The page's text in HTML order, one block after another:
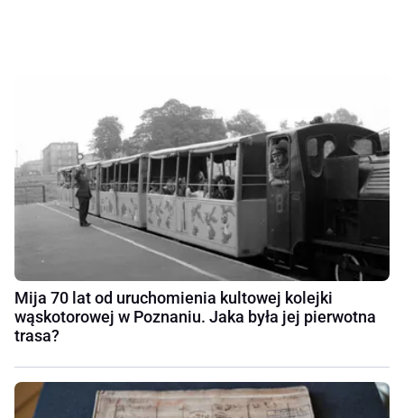
Mija 70 lat od uruchomienia kultowej kolejki
wąskotorowej w Poznaniu. Jaka była jej pierwotna
trasa?